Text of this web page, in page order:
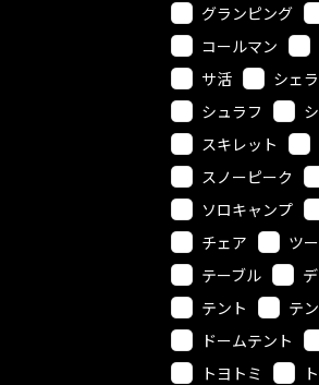
グランピング
コールマン
サ活
シェ
シュラフ
スキレット
スノーピーク
ソロキャンプ
チェア
ツ
テーブル
テント
テ
ドームテント
トヨトミ